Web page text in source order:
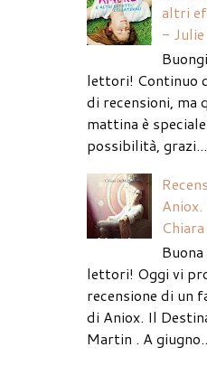
altri
-
lettori! Continuo
di recensioni, ma
mattina è
possibilità, grazi...
lettori! Oggi vi
recensione di un
di Aniox. Il
Martin . A